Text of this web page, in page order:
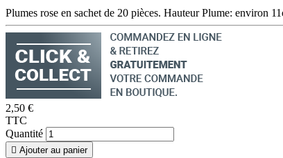
Plumes rose en sachet de 20 pièces. Hauteur Plume: environ
2,50 €
TTC
Quantité
 Ajouter au panier